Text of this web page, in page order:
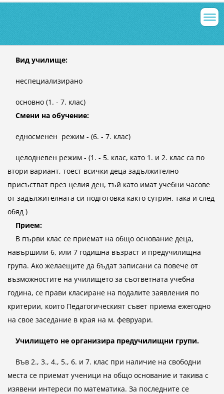
Вид училище:
неспециализирано
основно (1. - 7. клас)
Смени на обучение:
едносменен режим - (6. - 7. клас)
целодневен режим - (1. - 5. клас, като 1. и 2. клас са по
втори вариант, тоест всички деца задължително
присъстват през целия ден, тъй като имат учебни часове
от задължителната си подготовка както сутрин, така и след
обяд )
Прием:
В първи клас се приемат на общо основание деца,
навършили 6, или 7 годишна възраст и предучилищна
група. Ако желаещите да бъдат записани са повече от
възможностите на училището за съответната учебна
година, се прави класиране на подалите заявления по
критерии, които Педагогическият съвет приема ежегодно
на свое заседание в края на м. февруари.
Училището не организира предучилищни групи.
Във 2., 3., 4., 5., 6. и 7. клас при наличие на свободни
места се приемат ученици на общо основание и такива с
изявени интереси по математика. За последните се